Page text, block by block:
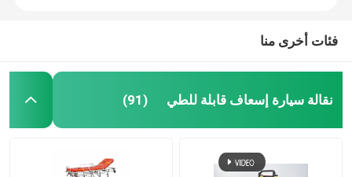
فئات أخرى منا
نقالة سيارة إسعاف قابلة للطي (91)